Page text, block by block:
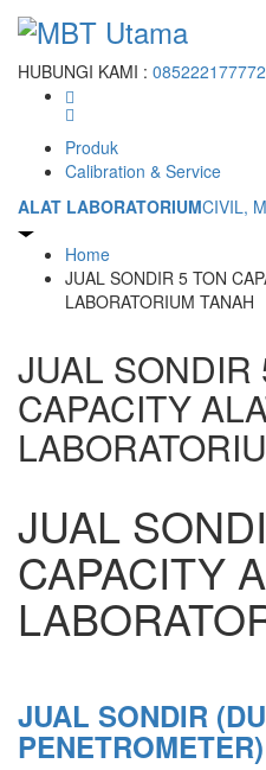
HUBUNGI KAMI : 085222177772
Produk
Calibration & Service
ALAT LABORATORIUMCIVIL,
Home
JUAL SONDIR 5 TON
LABORATORIUM TANAH
JUAL SONDIR
CAPACITY
JUAL
CAPACITY
JUAL SONDIR